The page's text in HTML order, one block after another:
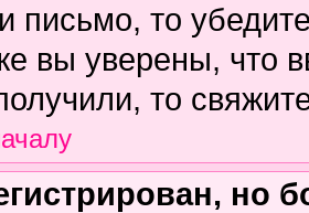
письмо, то
вы уверены, что
то
но